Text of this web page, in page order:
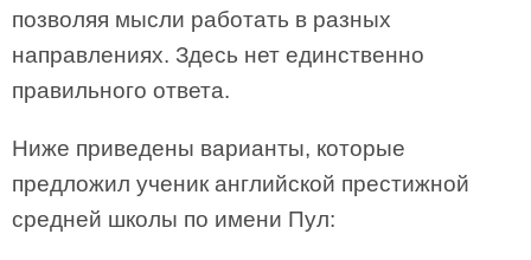
позволяя мысли работать в разных
направлениях. Здесь нет единственно
правильного ответа.
Ниже приведены варианты, которые
предложил ученик английской престижной
средней школы по имени Пул: